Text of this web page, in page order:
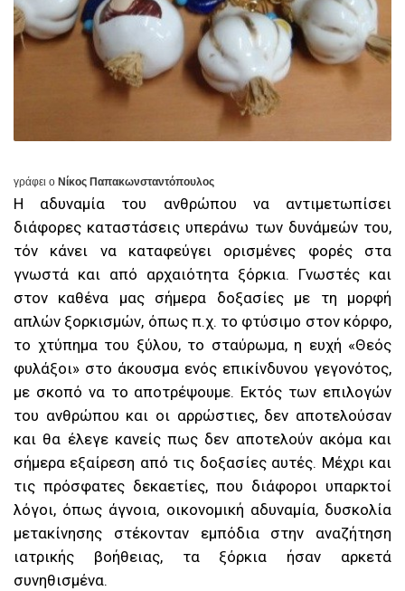
γράφει ο Νίκος Παπακωνσταντόπουλος
Η αδυναμία του ανθρώπου να αντιμετωπίσει
διάφορες καταστάσεις υπεράνω των δυνάμεών του,
τόν κάνει να καταφεύγει ορισμένες φορές στα
γνωστά και από αρχαιότητα ξόρκια. Γνωστές και
στον καθένα μας σήμερα δοξασίες με τη μορφή
απλών ξορκισμών, όπως π.χ. το φτύσιμο στον κόρφο,
το χτύπημα του ξύλου, το σταύρωμα, η ευχή «Θεός
φυλάξοι» στο άκουσμα ενός επικίνδυνου γεγονότος,
με σκοπό να το αποτρέψουμε. Εκτός των επιλογών
του ανθρώπου και οι αρρώστιες, δεν αποτελούσαν
και θα έλεγε κανείς πως δεν αποτελούν ακόμα και
σήμερα εξαίρεση από τις δοξασίες αυτές. Μέχρι και
τις πρόσφατες δεκαετίες, που διάφοροι υπαρκτοί
λόγοι, όπως άγνοια, οικονομική αδυναμία, δυσκολία
μετακίνησης στέκονταν εμπόδια στην αναζήτηση
ιατρικής βοήθειας, τα ξόρκια ήσαν αρκετά
συνηθισμένα.